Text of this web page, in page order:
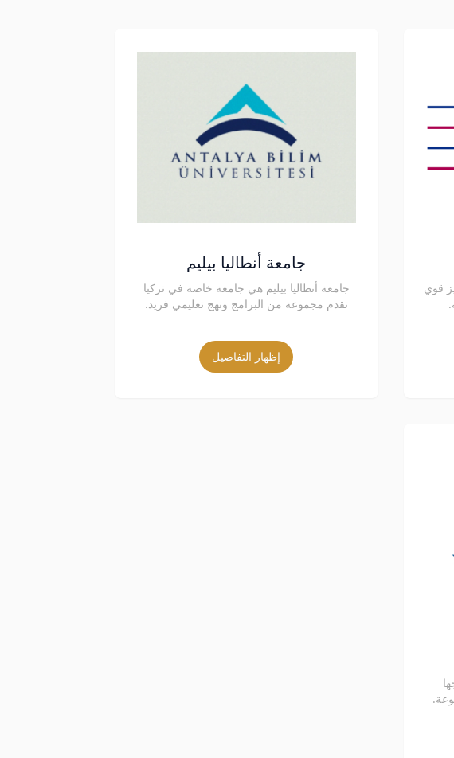
قوي
جامعة أنطاليا بيليم
جامعة أنطاليا بيليم هي جامعة خاصة في تركيا
تقدم مجموعة من البرامج ونهج تعليمي فريد.
إظهار التفاصيل